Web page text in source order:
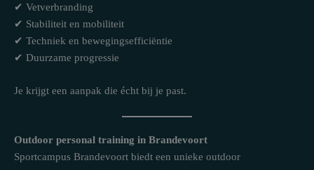
✔ Vetverbranding
✔ Stabiliteit en mobiliteit
✔ Techniek en bewegingsefficiëntie
✔ Duurzame progressie
Je krijgt een aanpak die écht bij je past.
Outdoor personal training in Brandevoort
Sportcampus Brandevoort biedt een unieke outdoor